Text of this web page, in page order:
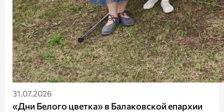
31.07.2026
«Дни Белого цветка» в Балаковской епархии